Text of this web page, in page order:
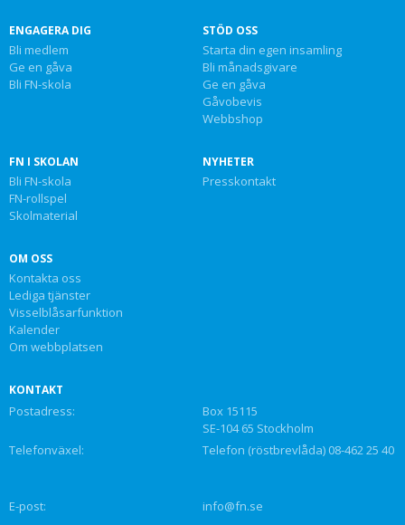
ENGAGERA DIG
Bli medlem
Ge en gåva
Bli FN-skola
STÖD OSS
Starta din egen insamling
Bli månadsgivare
Ge en gåva
Gåvobevis
Webbshop
FN I SKOLAN
Bli FN-skola
FN-rollspel
Skolmaterial
NYHETER
Presskontakt
OM OSS
Kontakta oss
Lediga tjänster
Visselblåsarfunktion
Kalender
Om webbplatsen
KONTAKT
Postadress:
Box 15115
SE-104 65 Stockholm
Telefonväxel:
Telefon (röstbrevlåda) 08-462 25 40
E-post: info@fn.se